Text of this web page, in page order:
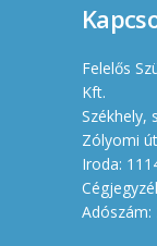
Felelős
Kft.
Székhely,
Zólyomi
Iroda:
Adószám: